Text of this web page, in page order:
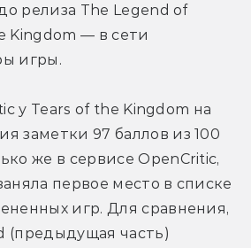
релиза The Legend of
Kingdom — в сети
игры.
у Tears of the Kingdom на
заметки 97 баллов из 100
же в сервисе OpenCritic,
первое место в списке
игр. Для сравнения,
(предыдущая часть)